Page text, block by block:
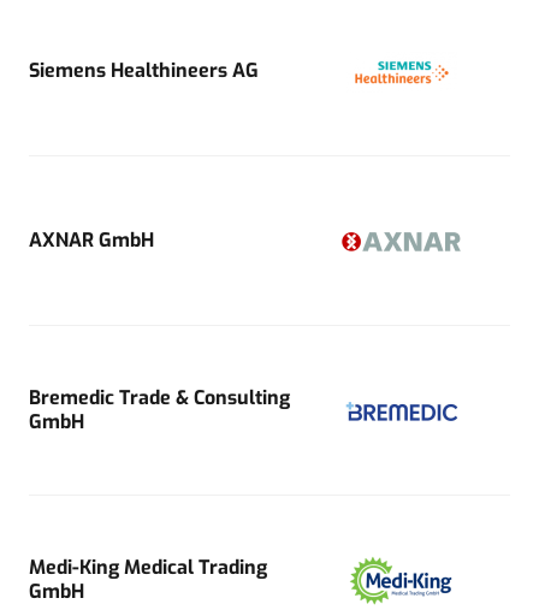
Siemens Healthineers AG
AXNAR GmbH
Bremedic Trade & Consulting
GmbH
Medi-King Medical Trading
GmbH